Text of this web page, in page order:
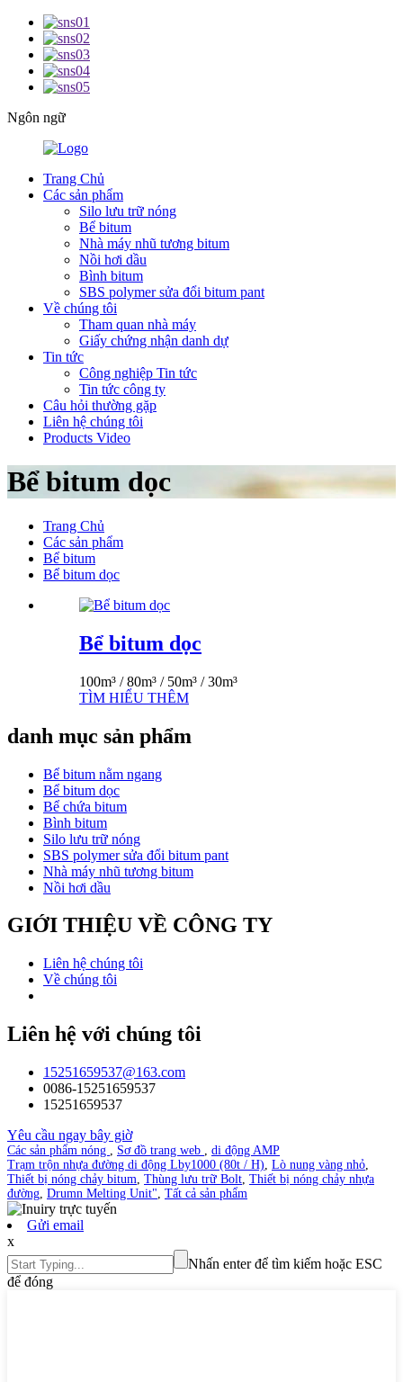
Ngôn ngữ
Trang Chủ
Các sản phẩm
Silo lưu trữ nóng
Bể bitum
Nhà máy nhũ tương bitum
Nồi hơi dầu
Bình bitum
SBS polymer sửa đổi bitum pant
Về chúng tôi
Tham quan nhà máy
Giấy chứng nhận danh dự
Tin tức
Công nghiệp Tin tức
Tin tức công ty
Câu hỏi thường gặp
Liên hệ chúng tôi
Products Video
Bể bitum dọc
Trang Chủ
Các sản phẩm
Bể bitum
Bể bitum dọc
Bể bitum dọc
100m³ / 80m³ / 50m³ / 30m³
TÌM HIỂU THÊM
danh mục sản phẩm
Bể bitum nằm ngang
Bể bitum dọc
Bể chứa bitum
Bình bitum
Silo lưu trữ nóng
SBS polymer sửa đổi bitum pant
Nhà máy nhũ tương bitum
Nồi hơi dầu
GIỚI THIỆU VỀ CÔNG TY
Liên hệ chúng tôi
Về chúng tôi
Liên hệ với chúng tôi
15251659537@163.com
0086-15251659537
15251659537
Yêu cầu ngay bây giờ
Các sản phẩm nóng , Sơ đồ trang web , di động AMP
Trạm trộn nhựa đường di động Lby1000 (80t / H), Lò nung vàng nhỏ,
Thiết bị nóng chảy bitum, Thùng lưu trữ Bolt, Thiết bị nóng chảy nhựa
đường, Drumn Melting Unit", Tất cả sản phẩm
Gửi email
x
Nhấn enter để tìm kiếm hoặc ESC
để đóng